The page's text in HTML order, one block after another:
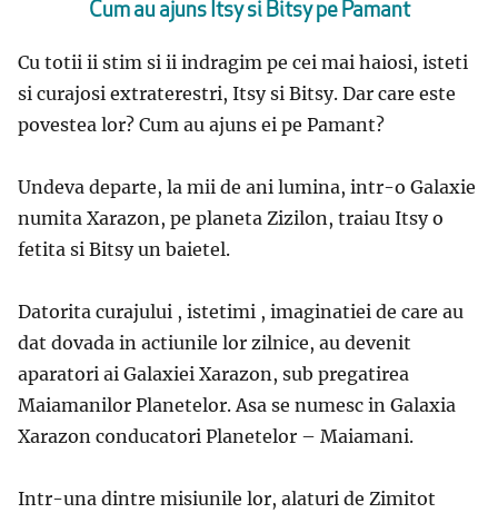
Cum au ajuns Itsy si Bitsy pe Pamant
Cu totii ii stim si ii indragim pe cei mai haiosi, isteti
si curajosi extraterestri, Itsy si Bitsy. Dar care este
povestea lor? Cum au ajuns ei pe Pamant?
Undeva departe, la mii de ani lumina, intr-o Galaxie
numita Xarazon, pe planeta Zizilon, traiau Itsy o
fetita si Bitsy un baietel.
Datorita curajului , istetimi , imaginatiei de care au
dat dovada in actiunile lor zilnice, au devenit
aparatori ai Galaxiei Xarazon, sub pregatirea
Maiamanilor Planetelor. Asa se numesc in Galaxia
Xarazon conducatori Planetelor – Maiamani.
Intr-una dintre misiunile lor, alaturi de Zimitot